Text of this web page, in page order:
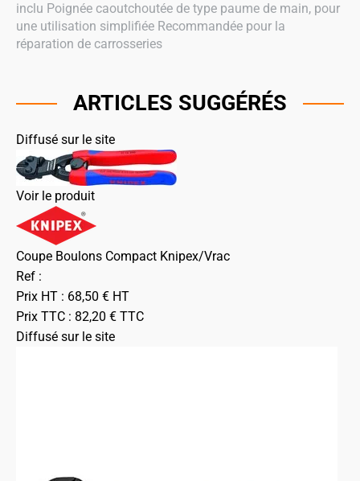
inclu Poignée caoutchoutée de type paume de main, pour
une utilisation simplifiée Recommandée pour la
réparation de carrosseries
ARTICLES SUGGÉRÉS
Diffusé sur le site
Voir le produit
Coupe Boulons Compact Knipex/Vrac
Ref :
Prix HT : 68,50 € HT
Prix TTC : 82,20 € TTC
Diffusé sur le site